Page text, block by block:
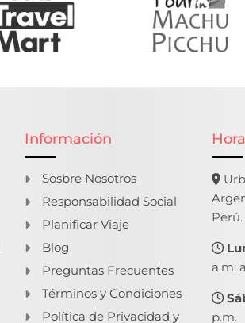
Información
Sosbre Nosotros
Responsabilidad Social
Planificar Viaje
Blog
Preguntas Frecuentes
Términos y Condiciones
Política de Privacidad y
Perú.
a.m.
p.m.